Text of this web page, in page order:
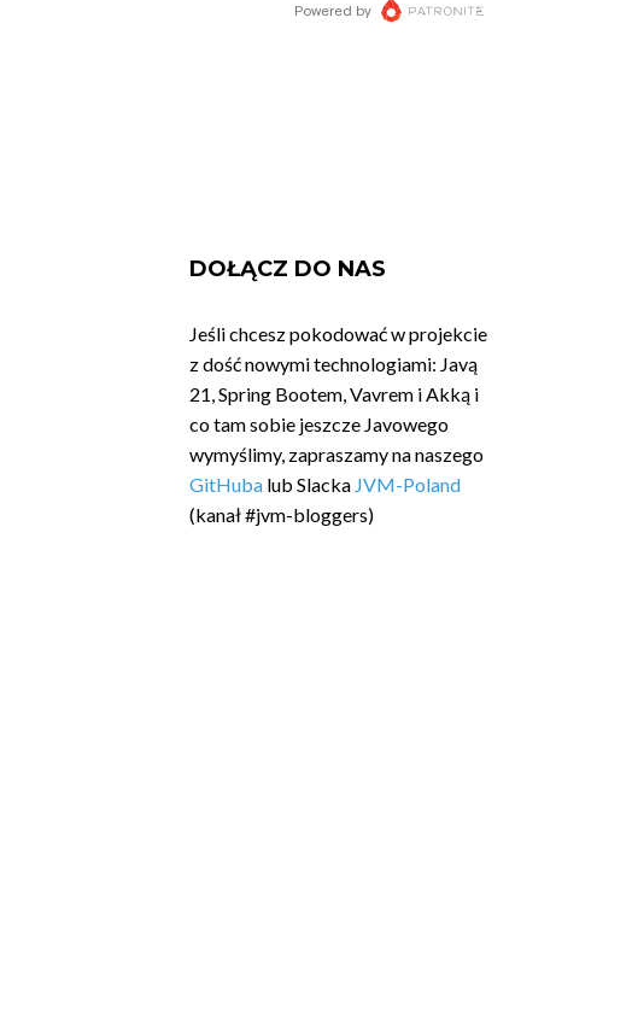
DOŁĄCZ DO NAS
Jeśli chcesz pokodować w projekcie
z dość nowymi technologiami: Javą
21, Spring Bootem, Vavrem i Akką i
co tam sobie jeszcze Javowego
wymyślimy, zapraszamy na naszego
GitHuba lub Slacka JVM-Poland
(kanał #jvm-bloggers)